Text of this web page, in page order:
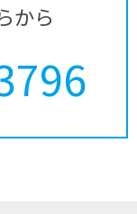
から